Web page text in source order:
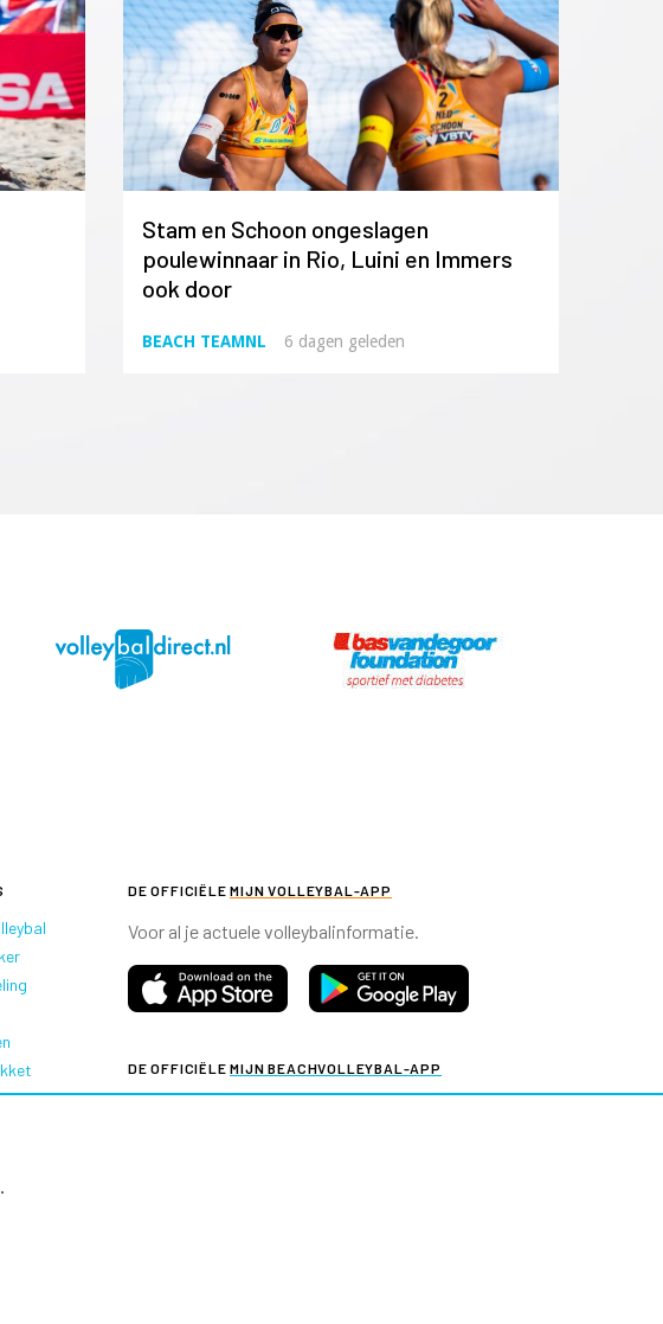
Stam en Schoon ongeslagen
poulewinnaar in Rio, Luini en Immers
ook door
BEACH TEAMNL 6 dagen geleden
DE OFFICIËLEMIJN VOLLEYBAL-APP
Voor al je actuele volleybalinformatie.
DE OFFICIËLEMIJN BEACHVOLLEYBAL-APP